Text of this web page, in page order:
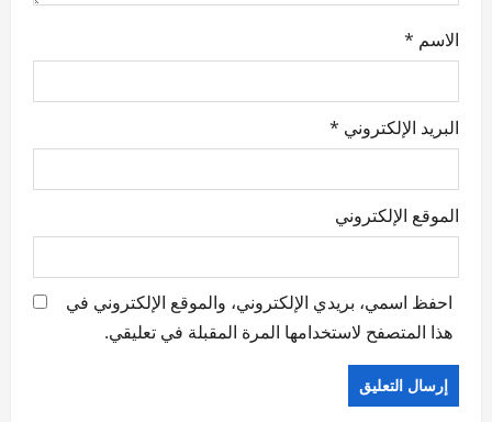
الاسم *
البريد الإلكتروني *
الموقع الإلكتروني
احفظ اسمي، بريدي الإلكتروني، والموقع الإلكتروني في
هذا المتصفح لاستخدامها المرة المقبلة في تعليقي.